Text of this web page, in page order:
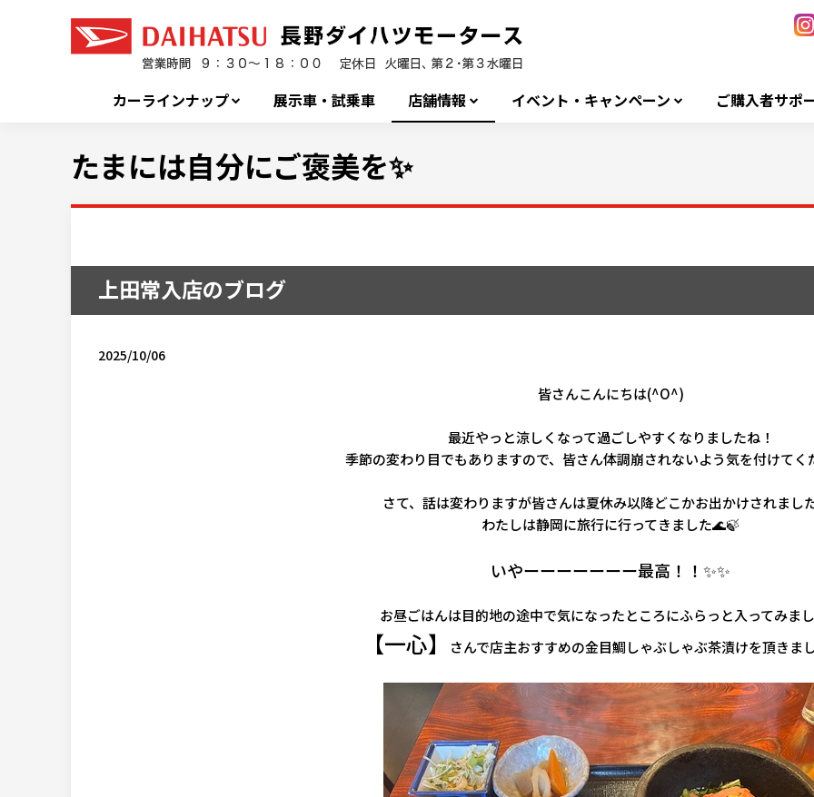
カーラインナップ 展示車・試乗車 店舗情報 イベント・キャンペーン ご購入者サポ
たまには自分にご褒美を✨
上田常入店のブログ
2025/10/06
皆さんこんにちは(^O^)
最近やっと涼しくなって過ごしやすくなりましたね！
季節の変わり目でもありますので、皆さん体調崩されないよう気を付けてく
さて、話は変わりますが皆さんは夏休み以降どこかお出かけされまし
わたしは静岡に旅行に行ってきました🌊🍃
いやーーーーーーー最高！！✨✨
お昼ごはんは目的地の途中で気になったところにふらっと入ってみま
【一心】 さんで店主おすすめの金目鯛しゃぶしゃぶ茶漬けを頂きま